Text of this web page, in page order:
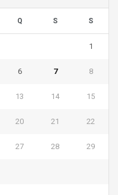
Q S S
1
6 7 8
13 14 15
20 21 22
27 28 29